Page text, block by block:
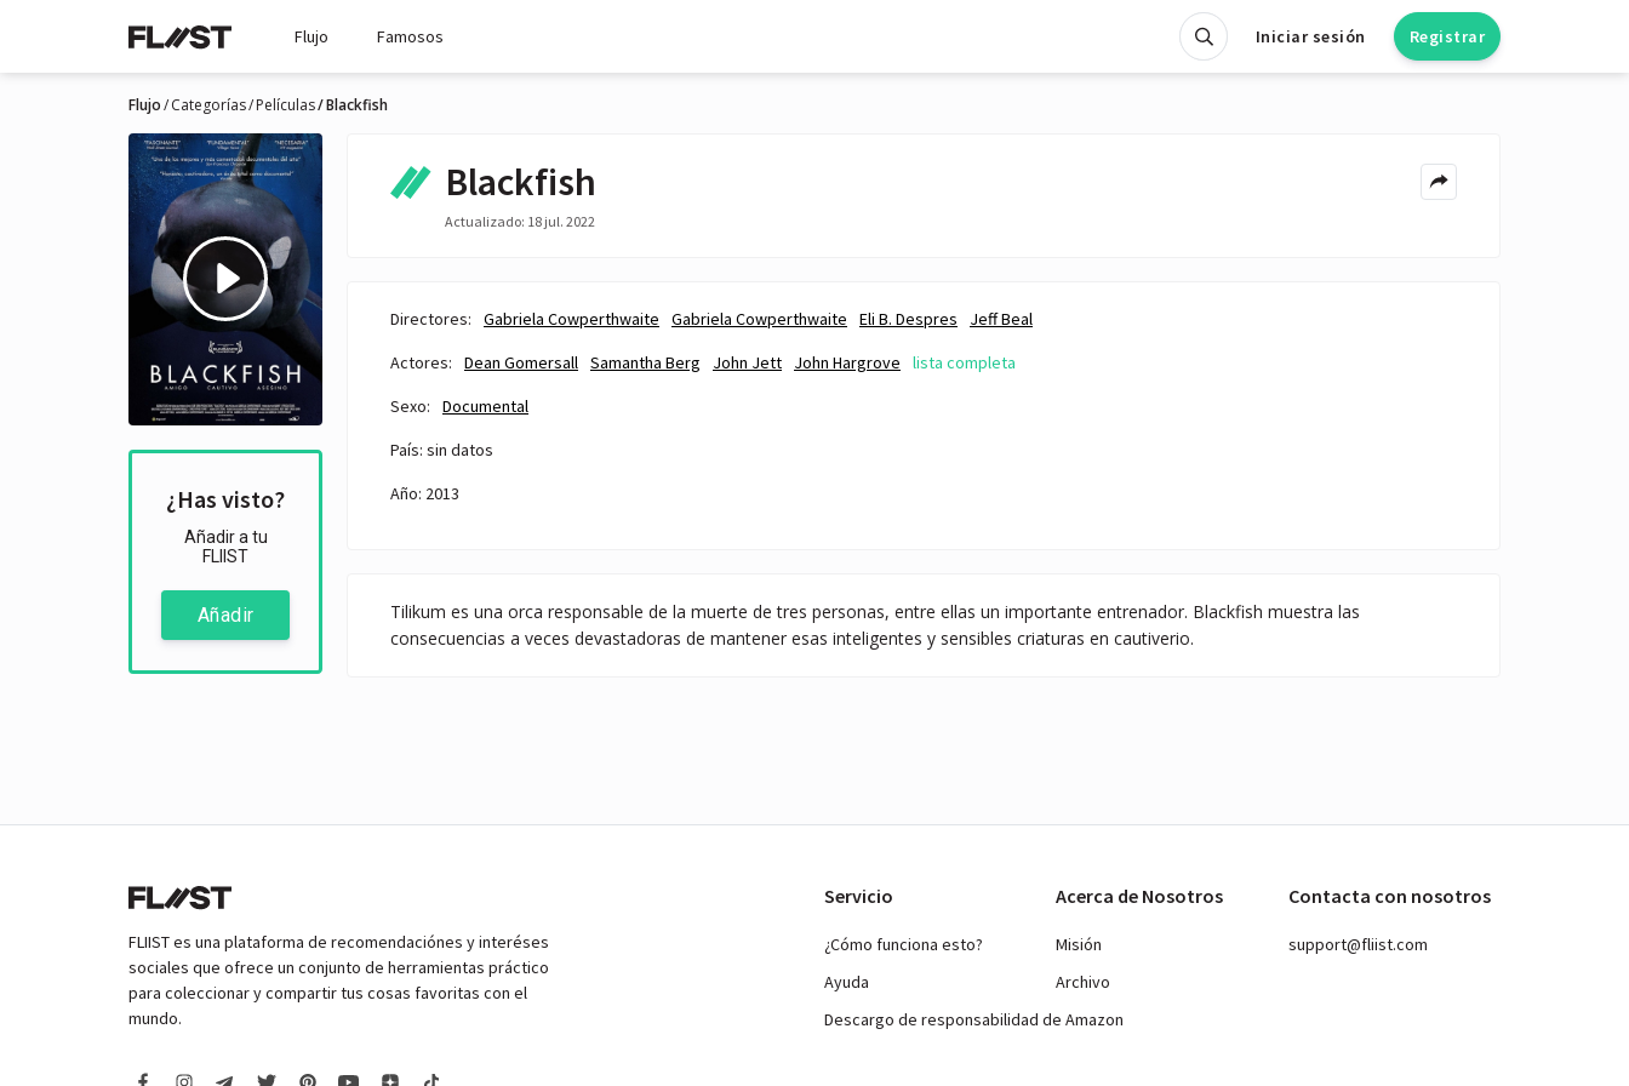
Flujo Famosos Iniciar sesión Registrar
Flujo Categorías Películas Blackfish
¿Has visto?
Añadir a tu
FLIIST
Añadir
Blackfish
Actualizado: 18 jul. 2022
Directores: Gabriela Cowperthwaite Gabriela Cowperthwaite Eli B. Despres
Jeff Beal
Actores:
Dean Gomersall Samantha Berg John Jett John Hargrove
lista completa
Sexo:
Documental
País: sin datos
Año: 2013
Tilikum es una orca responsable de la muerte de tres personas, entre ellas un importante entrenador. Blackfish muestra las
consecuencias a veces devastadoras de mantener esas inteligentes y sensibles criaturas en cautiverio.
FLIIST es una plataforma de recomendaciónes y interéses
sociales que ofrece un conjunto de herramientas práctico
para coleccionar y compartir tus cosas favoritas con el
mundo.
Servicio
¿Cómo funciona esto?
Ayuda
Descargo de responsabilidad de Amazon
Acerca de Nosotros
Misión
Archivo
Contacta con nosotros
support@fliist.com